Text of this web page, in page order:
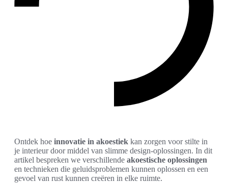
Ontdek hoe innovatie in akoestiek kan zorgen voor stilte in
je interieur door middel van slimme design-oplossingen. In dit
artikel bespreken we verschillende akoestische oplossingen
en technieken die geluidsproblemen kunnen oplossen en een
gevoel van rust kunnen creëren in elke ruimte.